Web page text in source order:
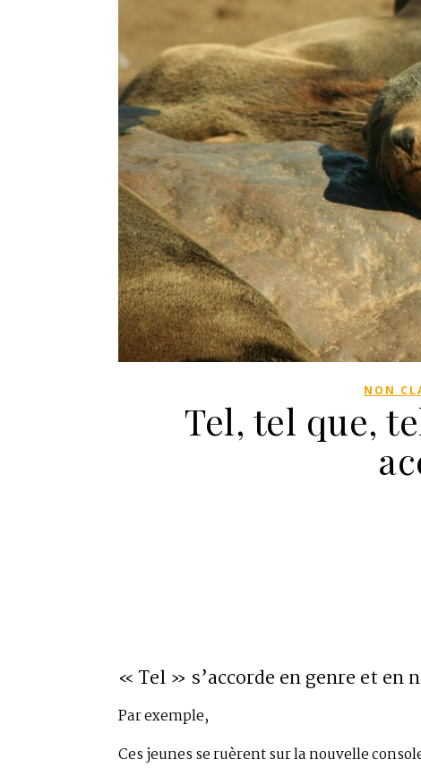
NON
Tel, tel que,
« Tel » s’accorde en genre et en
Par exemple,
Ces jeunes se ruèrent sur la nouvelle